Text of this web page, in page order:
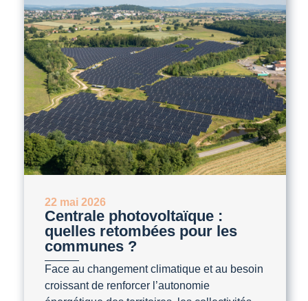
22 mai 2026
Centrale photovoltaïque :
quelles retombées pour les
communes ?
Face au changement climatique et au besoin
croissant de renforcer l’autonomie